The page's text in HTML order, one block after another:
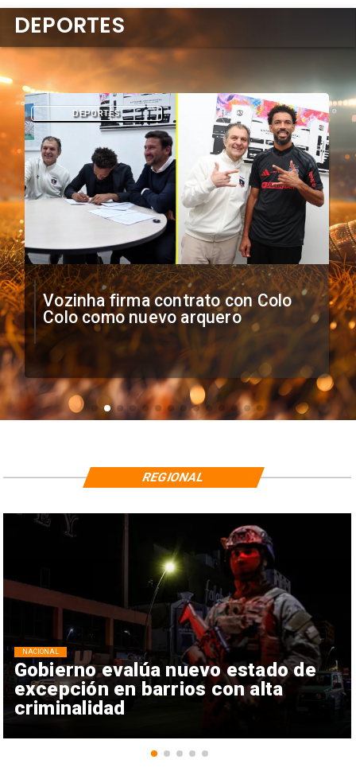
Vozinha firma contrato con Colo
Colo como nuevo arquero
DEPORTES
DEPORTES
Gobierno evalúa nuevo estado de
excepción en barrios con alta
criminalidad
NACIONAL
REGIONAL